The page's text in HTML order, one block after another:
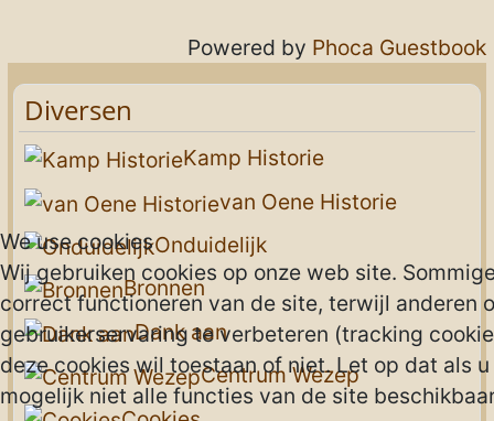
Powered by Phoca Guestbook
Diversen
Kamp Historie
van Oene Historie
Onduidelijk
Bronnen
Dank aan
Centrum Wezep
We use cookies
Wij gebruiken cookies op onze web site.
correct functioneren van de site, terwijl anderen
gebruikerservaring te verbeteren (tracking
deze cookies wil toestaan of niet. Let op dat als
mogelijk niet alle functies van de site